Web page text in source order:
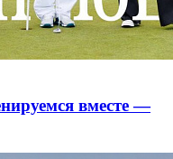
вместе —